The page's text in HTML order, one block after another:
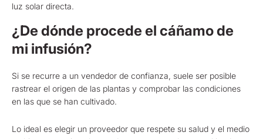
luz solar directa.
¿De dónde procede el cáñamo de
mi infusión?
Si se recurre a un vendedor de confianza, suele ser posible
rastrear el origen de las plantas y comprobar las condiciones
en las que se han cultivado.
Lo ideal es elegir un proveedor que respete su salud y el medio